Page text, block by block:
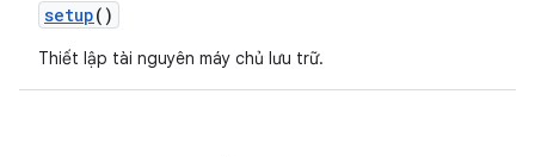
setup()
Thiết lập tài nguyên máy chủ lưu trữ.